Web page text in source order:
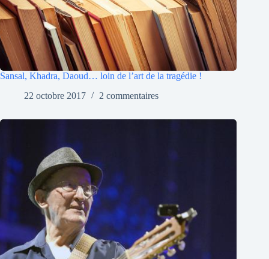
Sansal, Khadra, Daoud… loin de l’art de la tragédie !
22 octobre 2017
2 commentaires